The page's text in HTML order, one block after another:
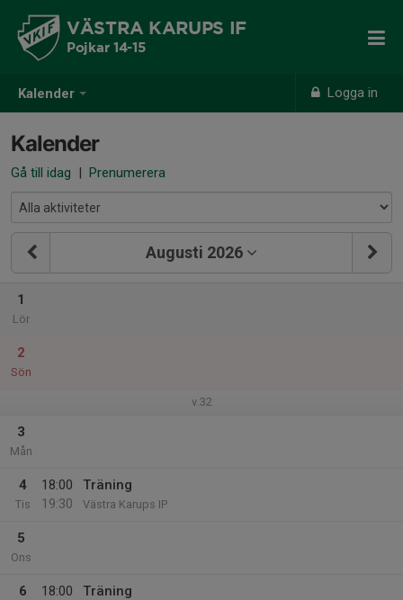
Kalender Logga in
VÄSTRA KARUPS IF
Pojkar 14-15
Kalender
Gå till idag | Prenumerera
Augusti 2026
1
Lör
2
Sön
v.32
3
Mån
4
Tis
18:00
19:30
Träning
Västra Karups IP
5
Ons
6
18:00
Träning